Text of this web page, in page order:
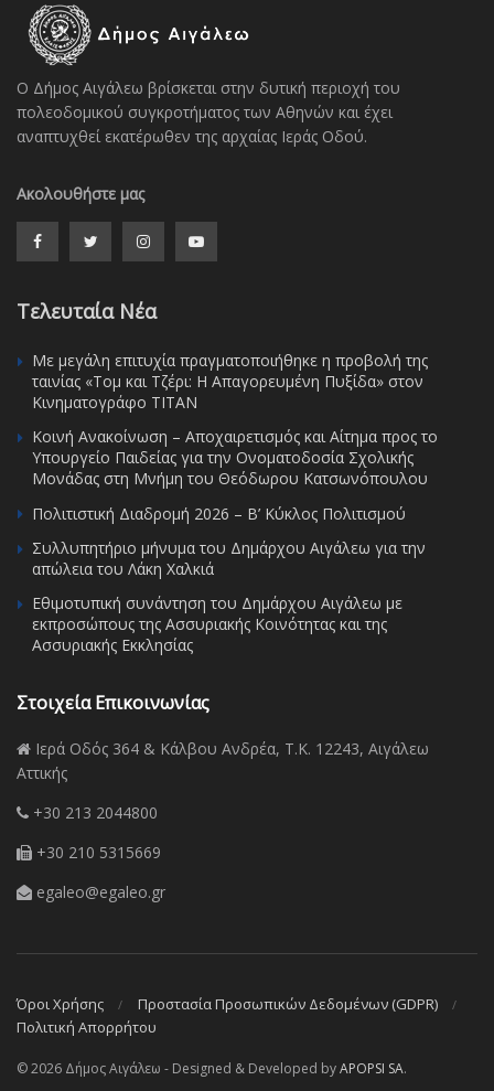
Ο Δήμος Αιγάλεω βρίσκεται στην δυτική περιοχή του
πολεοδομικού συγκροτήματος των Αθηνών και έχει
αναπτυχθεί εκατέρωθεν της αρχαίας Ιεράς Οδού.
Ακολουθήστε μας
Τελευταία Νέα
Με μεγάλη επιτυχία πραγματοποιήθηκε η προβολή της
ταινίας «Τομ και Τζέρι: Η Απαγορευμένη Πυξίδα» στον
Κινηματογράφο ΤΙΤΑΝ
Κοινή Ανακοίνωση – Αποχαιρετισμός και Αίτημα προς το
Υπουργείο Παιδείας για την Ονοματοδοσία Σχολικής
Μονάδας στη Μνήμη του Θεόδωρου Κατσωνόπουλου
Πολιτιστική Διαδρομή 2026 – Β’ Κύκλος Πολιτισμού
Συλλυπητήριο μήνυμα του Δημάρχου Αιγάλεω για την
απώλεια του Λάκη Χαλκιά
Εθιμοτυπική συνάντηση του Δημάρχου Αιγάλεω με
εκπροσώπους της Ασσυριακής Κοινότητας και της
Ασσυριακής Εκκλησίας
Στοιχεία Επικοινωνίας
Ιερά Οδός 364 & Κάλβου Ανδρέα, Τ.Κ. 12243, Αιγάλεω
Αττικής
+30 213 2044800
+30 210 5315669
egaleo@egaleo.gr
Όροι Χρήσης
Προστασία Προσωπικών Δεδομένων (GDPR)
Πολιτική Απορρήτου
© 2026 Δήμος Αιγάλεω - Designed & Developed byAPOPSI SA.